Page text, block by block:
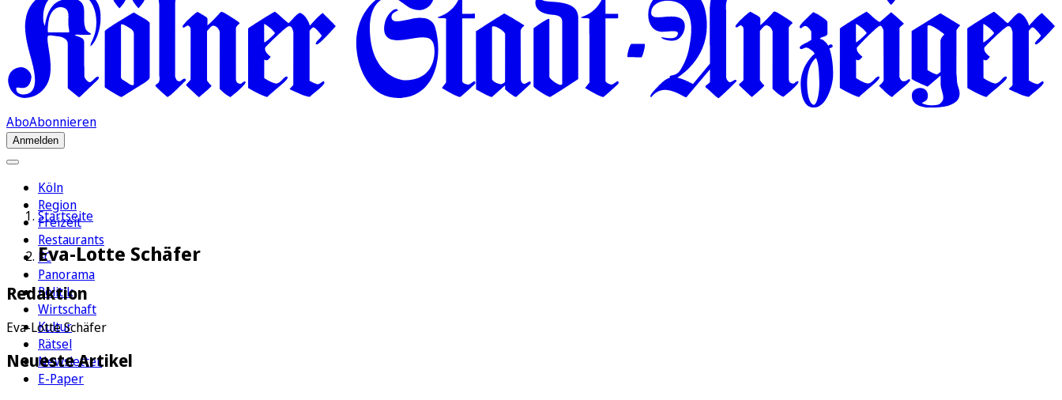
AboAbonnieren
Anmelden
Köln
Region
Freizeit
Restaurants
FC
Panorama
Politik
Wirtschaft
Kultur
Rätsel
Newsletter
E-Paper
Startseite
Eva-Lotte Schäfer
Redaktion
Eva-Lotte Schäfer
Neueste Artikel